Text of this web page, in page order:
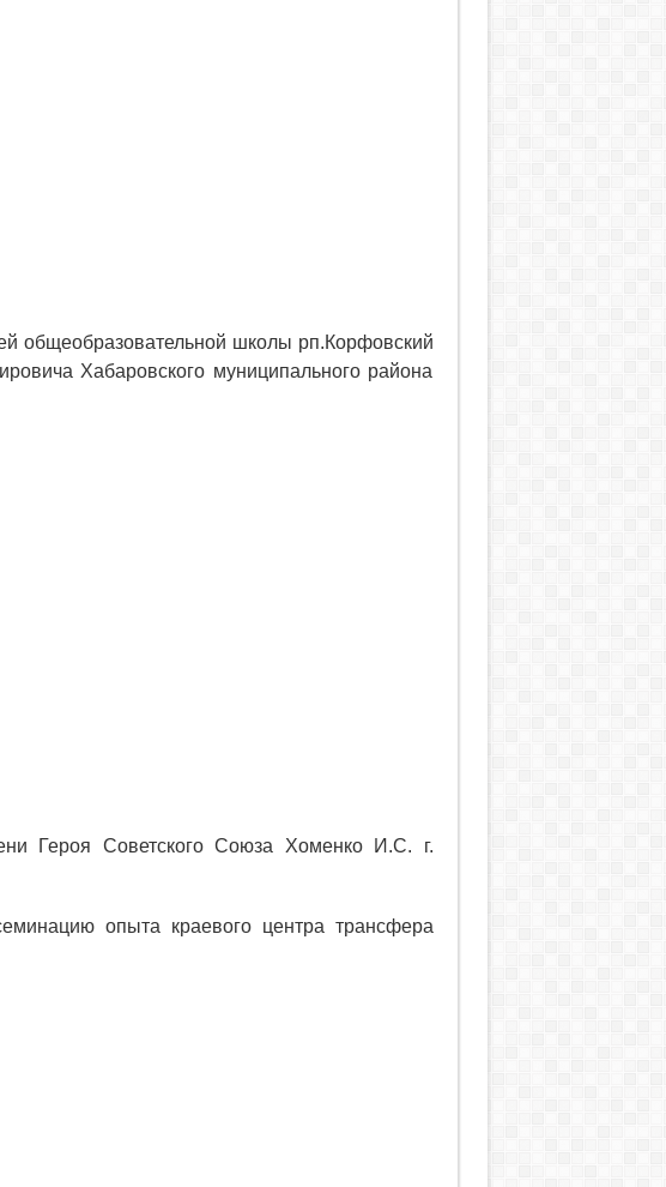
общеобразовательной школы рп.Корфовский
Хабаровского муниципального района
Героя Советского Союза Хоменко И.С. г.
опыта краевого центра трансфера